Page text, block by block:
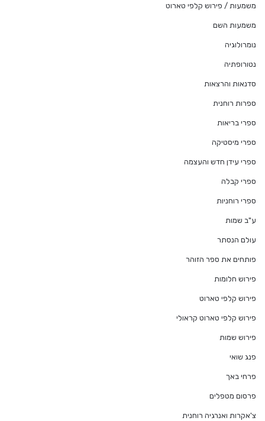
משמעות / פירוש קלפי טארוט
משמעות השם
נומרולוגיה
נטורופתיה
סדנאות והרצאות
ספרות רוחנית
ספרי בריאות
ספרי מיסטיקה
ספרי עידן חדש והעצמה
ספרי קבלה
ספרי רוחניות
ע"ב שמות
עולם הנסתר
פותחים את ספר הזוהר
פירוש חלומות
פירוש קלפי טארוט
פירוש קלפי טארוט קראולי
פירוש שמות
פנג שואי
פרחי באך
פרסום מטפלים
צ'אקרות ואנרגיה רוחנית